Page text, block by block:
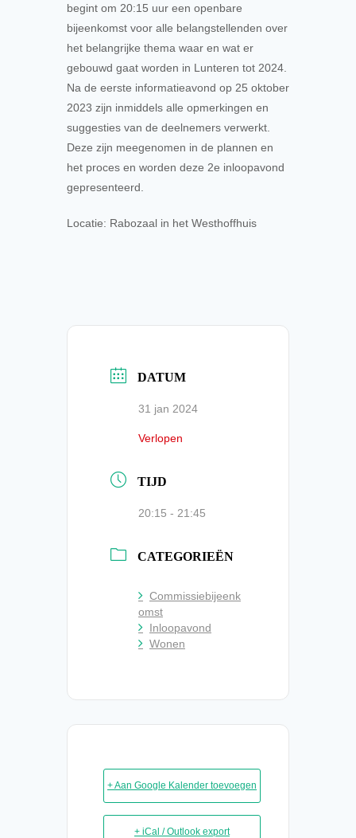
begint om 20:15 uur een openbare
bijeenkomst voor alle belangstellenden over
het belangrijke thema waar en wat er
gebouwd gaat worden in Lunteren tot 2024.
Na de eerste informatieavond op 25 oktober
2023 zijn inmiddels alle opmerkingen en
suggesties van de deelnemers verwerkt.
Deze zijn meegenomen in de plannen en
het proces en worden deze 2e inloopavond
gepresenteerd.
Locatie: Rabozaal in het Westhoffhuis
DATUM
31 jan 2024
Verlopen
TIJD
20:15 - 21:45
CATEGORIEËN
Commissiebijeenk
omst
Inloopavond
Wonen
+ Aan Google Kalender toevoegen
+ iCal / Outlook export